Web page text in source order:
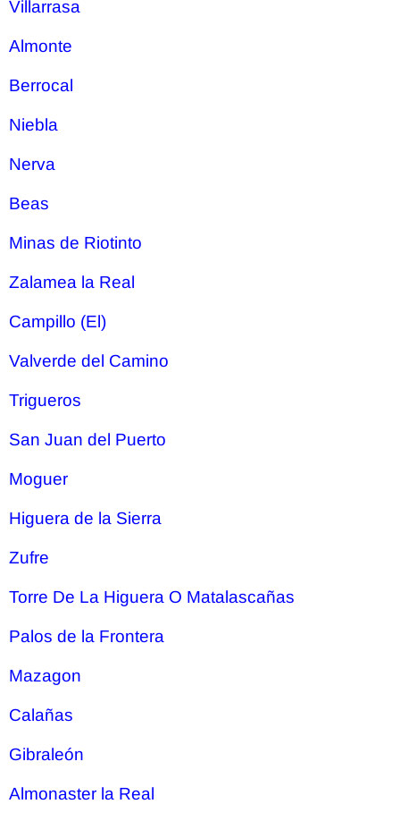
Villarrasa
Almonte
Berrocal
Niebla
Nerva
Beas
Minas de Riotinto
Zalamea la Real
Campillo (El)
Valverde del Camino
Trigueros
San Juan del Puerto
Moguer
Higuera de la Sierra
Zufre
Torre De La Higuera O Matalascañas
Palos de la Frontera
Mazagon
Calañas
Gibraleón
Almonaster la Real